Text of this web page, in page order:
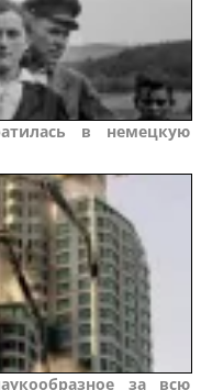
в немецкую
за всю